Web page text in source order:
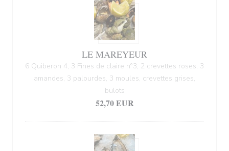
LE MAREYEUR
6 Quiberon 4, 3 Fines de claire n°3, 2 crevettes roses, 3
amandes, 3 palourdes, 3 moules, crevettes grises,
bulots
52,70 EUR